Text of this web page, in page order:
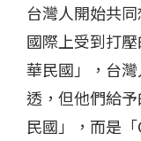
台灣人開始共
國際上受到打
華民國」，台
透，但他們給
民國」，而是